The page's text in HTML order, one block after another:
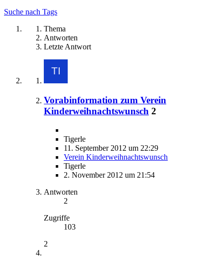
Suche nach Tags
Thema
Antworten
Letzte Antwort
Vorabinformation zum Verein
Kinderweihnachtswunsch 2
Tigerle
11. September 2012 um 22:29
Verein Kinderweihnachtswunsch
Tigerle
2. November 2012 um 21:54
Antworten
2
Zugriffe
103
2